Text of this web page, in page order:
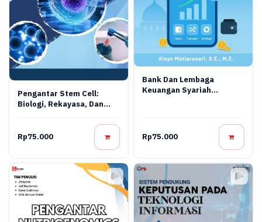
Pengantar Stem Cell:
Biologi, Rekayasa, Dan
Rp75.000
Bank Dan Lembaga
Keuangan Syariah
Rp75.000